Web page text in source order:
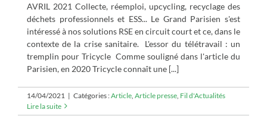
AVRIL 2021 Collecte, réemploi, upcycling, recyclage des
déchets professionnels et ESS... Le Grand Parisien s'est
intéressé à nos solutions RSE en circuit court et ce, dans le
contexte de la crise sanitaire. L'essor du télétravail : un
tremplin pour Tricycle Comme souligné dans l'article du
Parisien, en 2020 Tricycle connaît une [...]
14/04/2021 | Catégories :Article Article presse Fil d'Actualités
Lire la suite